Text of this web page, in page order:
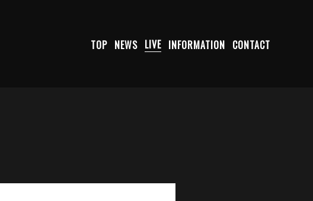
TOP NEWS LIVE INFORMATION CONTACT